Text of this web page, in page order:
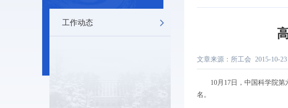
工作动态
文章来源：所工会 2015-10-23
10月 17日，中国科学院第
名。